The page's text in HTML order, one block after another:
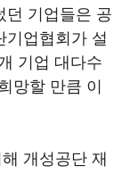
던 기업들은 공
기업협회가 설
기업 대다수
망할 만큼 이
개성공단 재